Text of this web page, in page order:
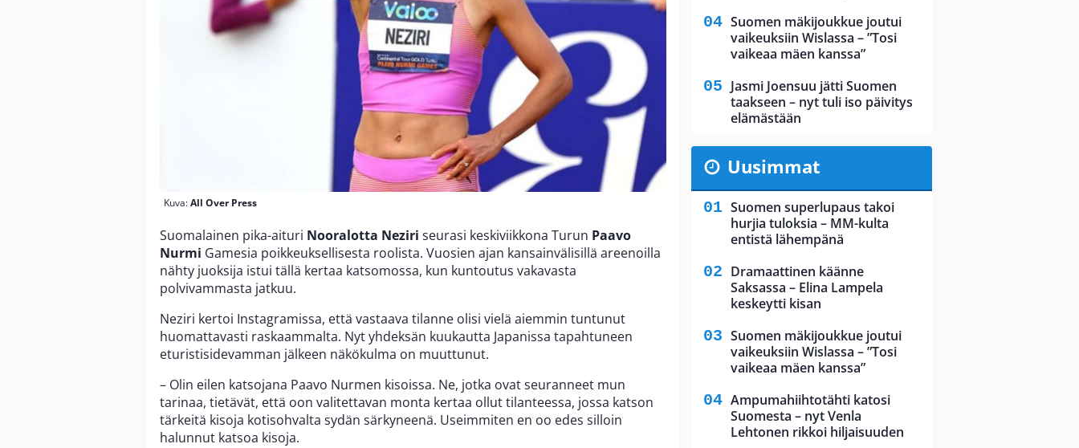
Kuva:All Over Press
Suomalainen pika-aituri Nooralotta Neziri seurasi keskiviikkona Turun Paavo
Nurmi Gamesia poikkeuksellisesta roolista. Vuosien ajan kansainvälisillä areenoilla
nähty juoksija istui tällä kertaa katsomossa, kun kuntoutus vakavasta
polvivammasta jatkuu.
Neziri kertoi Instagramissa, että vastaava tilanne olisi vielä aiemmin tuntunut
huomattavasti raskaammalta. Nyt yhdeksän kuukautta Japanissa tapahtuneen
eturistisidevamman jälkeen näkökulma on muuttunut.
– Olin eilen katsojana Paavo Nurmen kisoissa. Ne, jotka ovat seuranneet mun
tarinaa, tietävät, että oon valitettavan monta kertaa ollut tilanteessa, jossa katson
tärkeitä kisoja kotisohvalta sydän särkyneenä. Useimmiten en oo edes silloin
halunnut katsoa kisoja.
Suomen mäkijoukkue joutui
vaikeuksiin Wislassa – ”Tosi
vaikeaa mäen kanssa”
Jasmi Joensuu jätti Suomen
taakseen – nyt tuli iso päivitys
elämästään
Uusimmat
Suomen superlupaus takoi
hurjia tuloksia – MM-kulta
entistä lähempänä
Dramaattinen käänne
Saksassa – Elina Lampela
keskeytti kisan
Suomen mäkijoukkue joutui
vaikeuksiin Wislassa – ”Tosi
vaikeaa mäen kanssa”
Ampumahiihtotähti katosi
Suomesta – nyt Venla
Lehtonen rikkoi hiljaisuuden